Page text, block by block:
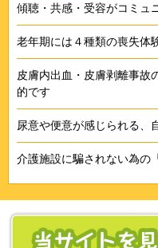
傾聴・共感・受容がコミュ
老年期には４種類の喪失体
皮膚内出血・皮膚剥離事故
的です
尿意や便意が感じられる、
介護施設に騙されない為の